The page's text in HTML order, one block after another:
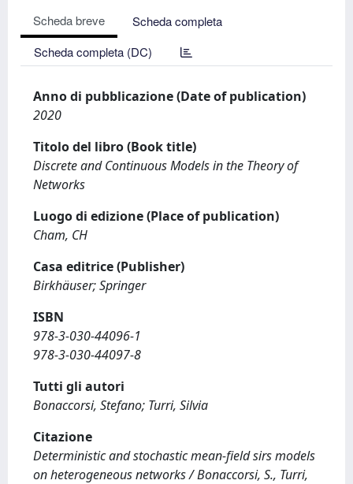
Scheda breve
Scheda completa
Scheda completa (DC)
Anno di pubblicazione (Date of publication)
2020
Titolo del libro (Book title)
Discrete and Continuous Models in the Theory of
Networks
Luogo di edizione (Place of publication)
Cham, CH
Casa editrice (Publisher)
Birkhäuser; Springer
ISBN
978-3-030-44096-1
978-3-030-44097-8
Tutti gli autori
Bonaccorsi, Stefano; Turri, Silvia
Citazione
Deterministic and stochastic mean-field sirs models
on heterogeneous networks / Bonaccorsi, S., Turri,